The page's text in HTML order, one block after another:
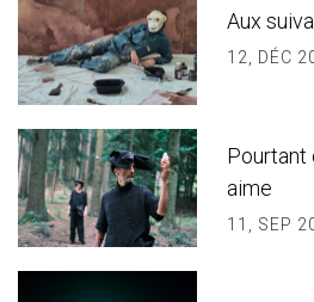
Aux
12, DÉC
Pourtant
aime
11, SEP